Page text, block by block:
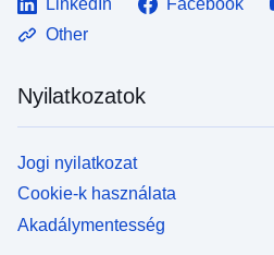
Other
Nyilatkozatok
Jogi nyilatkozat
Cookie-k használata
Akadálymentesség